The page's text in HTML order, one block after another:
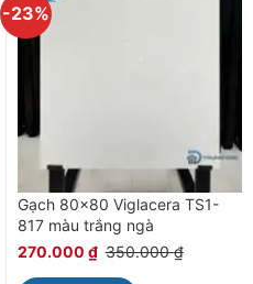
-23%
Gạch 80×80 Viglacera TS1-
817 màu trắng ngà
270.000 ₫ 350.000₫